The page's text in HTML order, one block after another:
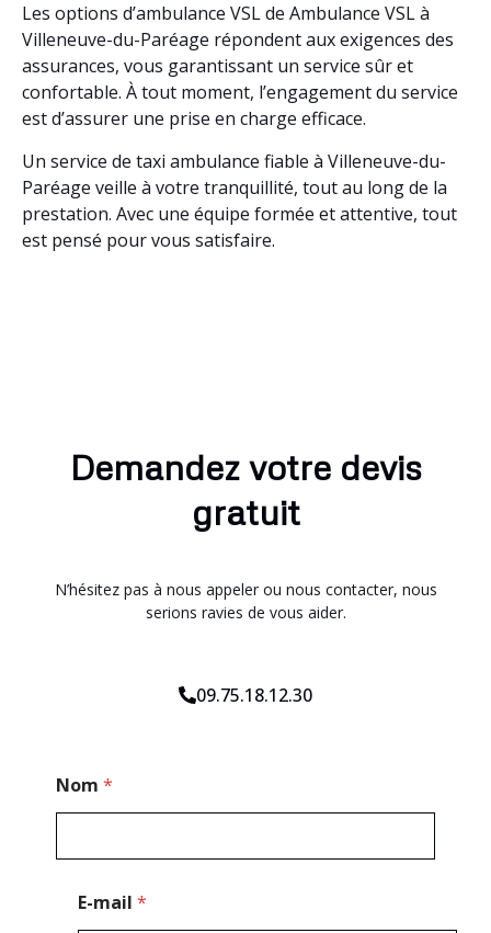
Les options d’ambulance VSL de Ambulance VSL à
Villeneuve-du-Paréage répondent aux exigences des
assurances, vous garantissant un service sûr et
confortable. À tout moment, l’engagement du service
est d’assurer une prise en charge efficace.
Un service de taxi ambulance fiable à Villeneuve-du-
Paréage veille à votre tranquillité, tout au long de la
prestation. Avec une équipe formée et attentive, tout
est pensé pour vous satisfaire.
Demandez votre devis
gratuit
N’hésitez pas à nous appeler ou nous contacter, nous
serions ravies de vous aider.
09.75.18.12.30
Nom *
E-mail *